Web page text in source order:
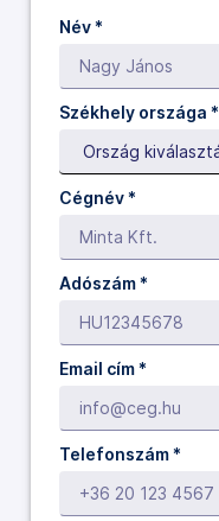
Név*
Székhely országa *
Cégnév*
Adószám *
Email cím*
Telefonszám*